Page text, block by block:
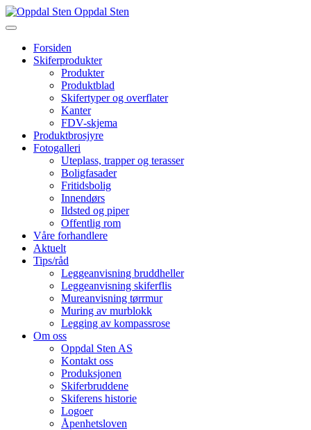
Oppdal Sten
Forsiden
Skiferprodukter
Produkter
Produktblad
Skifertyper og overflater
Kanter
FDV-skjema
Produktbrosjyre
Fotogalleri
Uteplass, trapper og terasser
Boligfasader
Fritidsbolig
Innendørs
Ildsted og piper
Offentlig rom
Våre forhandlere
Aktuelt
Tips/råd
Leggeanvisning bruddheller
Leggeanvisning skiferflis
Mureanvisning tørrmur
Muring av murblokk
Legging av kompassrose
Om oss
Oppdal Sten AS
Kontakt oss
Produksjonen
Skiferbruddene
Skiferens historie
Logoer
Åpenhetsloven